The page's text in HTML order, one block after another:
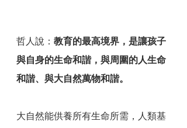
哲人說： 教育的最高境界，是讓孩子
與自身的生命和諧，與周圍的人生命
和諧、與大自然萬物和諧。
大自然能供養所有生命所需，人類基